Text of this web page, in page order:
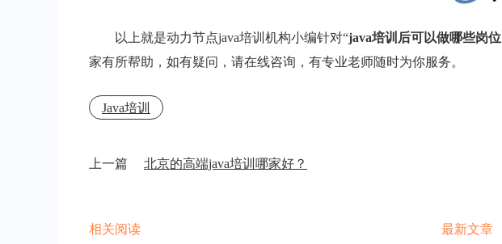
以上就是动力节点java培训机构小编针对“java培训后可以做哪些岗位
家有所帮助，如有疑问，请在线咨询，有专业老师随时为你服务。
Java培训
上一篇 北京的高端java培训哪家好？
相关阅读 最新文章